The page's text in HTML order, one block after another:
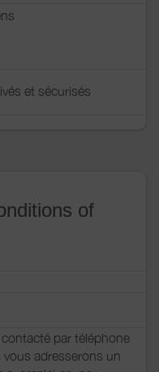
et sécurisés
of
par téléphone
vous adresserons un